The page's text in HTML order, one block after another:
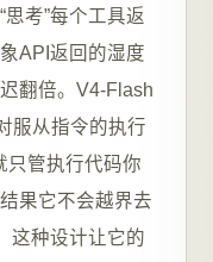
考”每个工具返
API返回的湿度
翻倍。V4-Flash
服从指令的执行
只管执行代码你
果它不会越界去
这种设计让它的